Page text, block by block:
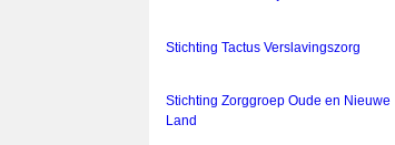
Stichting Tactus Verslavingszorg
Stichting Zorggroep Oude en Nieuwe
Land